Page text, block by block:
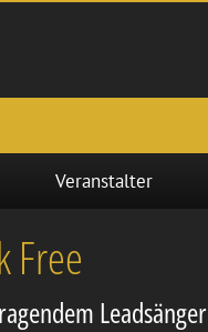
Veranstalter
Free
Leadsänger